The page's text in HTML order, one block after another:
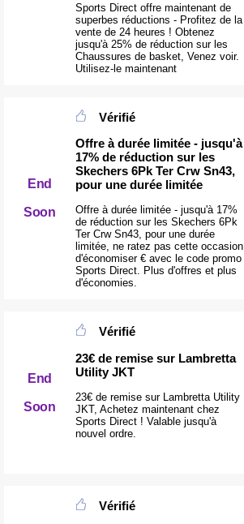
Sports Direct offre maintenant de
superbes réductions - Profitez de la
vente de 24 heures ! Obtenez
jusqu'à 25% de réduction sur les
Chaussures de basket, Venez voir.
Utilisez-le maintenant
End
Soon
Vérifié
Offre à durée limitée - jusqu'à
17% de réduction sur les
Skechers 6Pk Ter Crw Sn43,
pour une durée limitée
Offre à durée limitée - jusqu'à 17%
de réduction sur les Skechers 6Pk
Ter Crw Sn43, pour une durée
limitée, ne ratez pas cette occasion
d'économiser € avec le code promo
Sports Direct. Plus d'offres et plus
d'économies.
End
Soon
Vérifié
23€ de remise sur Lambretta
Utility JKT
23€ de remise sur Lambretta Utility
JKT, Achetez maintenant chez
Sports Direct ! Valable jusqu'à
nouvel ordre.
Vérifié